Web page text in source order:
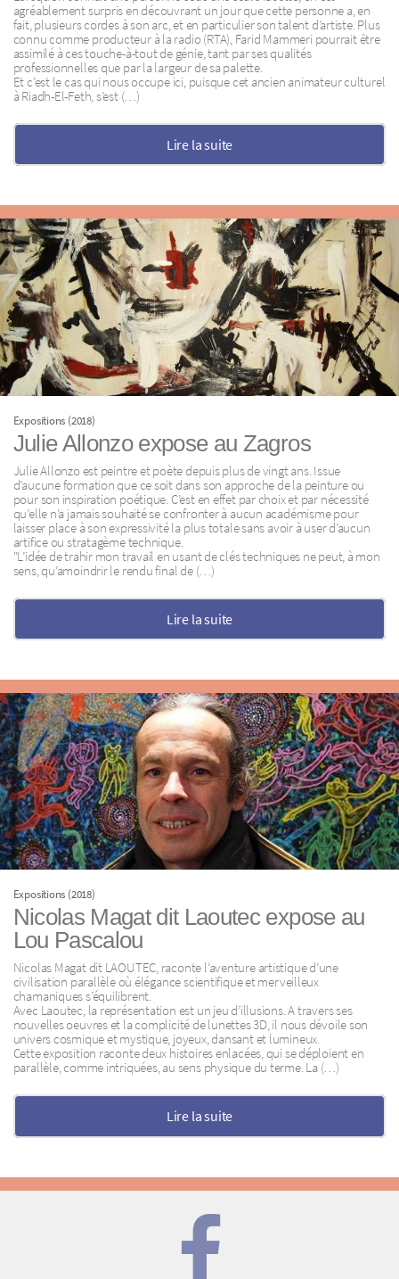
agréablement surpris en découvrant un jour que cette personne a, en
fait, plusieurs cordes à son arc, et en particulier son talent d’artiste. Plus
connu comme producteur à la radio (RTA), Farid Mammeri pourrait être
assimilé à ces touche-à-tout de génie, tant par ses qualités
professionnelles que par la largeur de sa palette.
Et c’est le cas qui nous occupe ici, puisque cet ancien animateur culturel
à Riadh-El-Feth, s’est (…)
Lire la suite
Expositions (2018)
Julie Allonzo expose au Zagros
Julie Allonzo est peintre et poète depuis plus de vingt ans. Issue
d’aucune formation que ce soit dans son approche de la peinture ou
pour son inspiration poétique. C’est en effet par choix et par nécessité
qu’elle n’a jamais souhaité se confronter à aucun académisme pour
laisser place à son expressivité la plus totale sans avoir à user d’aucun
artifice ou stratagème technique.
"L’idée de trahir mon travail en usant de clés techniques ne peut, à mon
sens, qu’amoindrir le rendu final de (…)
Lire la suite
Expositions (2018)
Nicolas Magat dit Laoutec expose au
Lou Pascalou
Nicolas Magat dit LAOUTEC, raconte l’aventure artistique d’une
civilisation parallèle où élégance scientifique et merveilleux
chamaniques s’équilibrent.
Avec Laoutec, la représentation est un jeu d’illusions. A travers ses
nouvelles oeuvres et la complicité de lunettes 3D, il nous dévoile son
univers cosmique et mystique, joyeux, dansant et lumineux.
Cette exposition raconte deux histoires enlacées, qui se déploient en
parallèle, comme intriquées, au sens physique du terme. La (…)
Lire la suite